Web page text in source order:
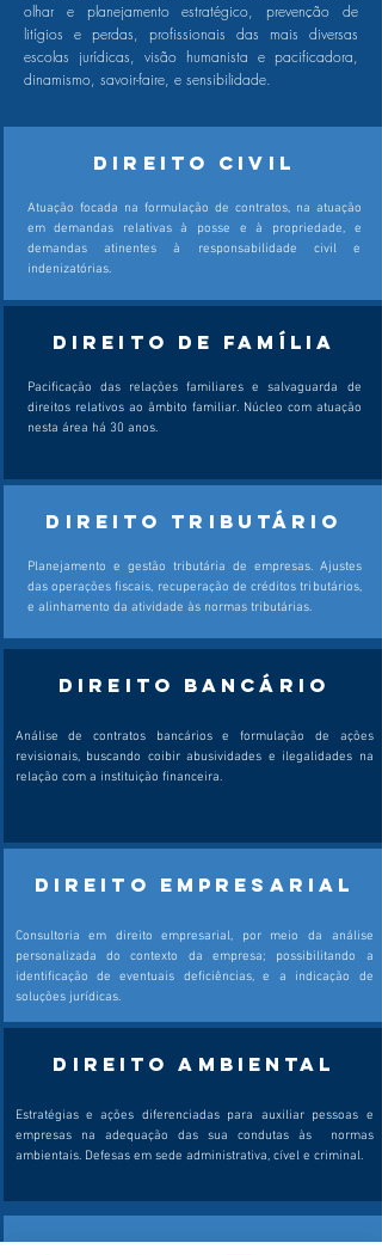
olhar e planejamento estratégico, prevenção de
litígios e perdas, profissionais das mais diversas
escolas jurídicas, visão humanista e pacificadora,
dinamismo, savoir-faire, e sensibilidade.
Direito Civil
Atuação focada na formulação de contratos, na atuação
em demandas relativas à posse e à propriedade, e
demandas atinentes à responsabilidade civil e
indenizatórias.
Direito de Família
Pacificação das relações familiares e salvaguarda de
direitos relativos ao âmbito familiar. Núcleo com atuação
nesta área há 30 anos.
DIREITO TRIBUTÁRIO
Planejamento e gestão tributária de empresas. Ajustes
das operações fiscais, recuperação de créditos tributários,
e alinhamento da atividade às normas tributárias.
Direito BANCÁRIO
Análise de contratos bancários e formulação de ações
revisionais, buscando coibir abusividades e ilegalidades na
relação com a instituição financeira.
DIREITO EMPRESARIAL
Consultoria em direito empresarial, por meio da análise
personalizada do contexto da empresa; possibilitando a
identificação de eventuais deficiências, e a indicação de
soluções jurídicas.
DIREITO AMBIENTAL
Estratégias e ações diferenciadas para auxiliar pessoas e
empresas na adequação das sua condutas às
normas
ambientais. Defesas em sede administrativa, cível e criminal.